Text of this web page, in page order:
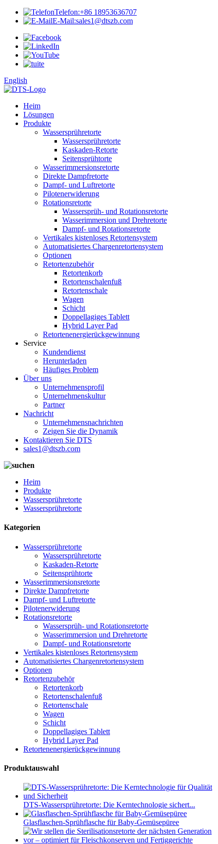
Telefon:+86 18953636707
E-Mail:sales1@dtszb.com
English
Heim
Lösungen
Produkte
Wassersprühretorte
Wassersprühretorte
Kaskaden-Retorte
Seitensprühtorte
Wasserimmersionsretorte
Direkte Dampfretorte
Dampf- und Luftretorte
Pilotenerwiderung
Rotationsretorte
Wassersprüh- und Rotationsretorte
Wasserimmersion und Drehretorte
Dampf- und Rotationsretorte
Vertikales kistenloses Retortensystem
Automatisiertes Chargenretortensystem
Optionen
Retortenzubehör
Retortenkorb
Retortenschalenfuß
Retortenschale
Wagen
Schicht
Doppellagiges Tablett
Hybrid Layer Pad
Retortenenergierückgewinnung
Service
Kundendienst
Herunterladen
Häufiges Problem
Über uns
Unternehmensprofil
Unternehmenskultur
Partner
Nachricht
Unternehmensnachrichten
Zeigen Sie die Dynamik
Kontaktieren Sie DTS
sales1@dtszb.com
Heim
Produkte
Wassersprühretorte
Wassersprühretorte
Kategorien
Wassersprühretorte
Wassersprühretorte
Kaskaden-Retorte
Seitensprühtorte
Wasserimmersionsretorte
Direkte Dampfretorte
Dampf- und Luftretorte
Pilotenerwiderung
Rotationsretorte
Wassersprüh- und Rotationsretorte
Wasserimmersion und Drehretorte
Dampf- und Rotationsretorte
Vertikales kistenloses Retortensystem
Automatisiertes Chargenretortensystem
Optionen
Retortenzubehör
Retortenkorb
Retortenschalenfuß
Retortenschale
Wagen
Schicht
Doppellagiges Tablett
Hybrid Layer Pad
Retortenenergierückgewinnung
Produktauswahl
DTS-Wassersprühretorte: Die Kerntechnologie sichert...
Glasflaschen-Sprühflasche für Baby-Gemüsepüree